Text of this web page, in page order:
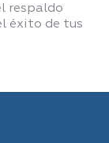
respaldo
éxito de tus